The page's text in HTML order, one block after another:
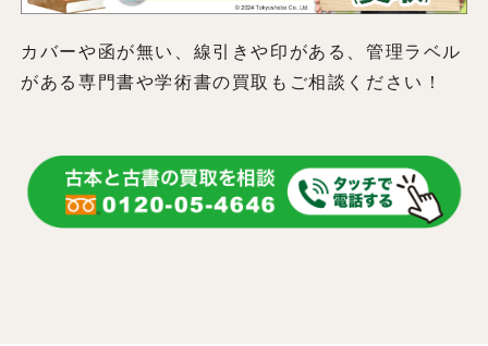
カバーや函が無い、線引きや印がある、管理ラベル
がある専門書や学術書の買取もご相談ください！